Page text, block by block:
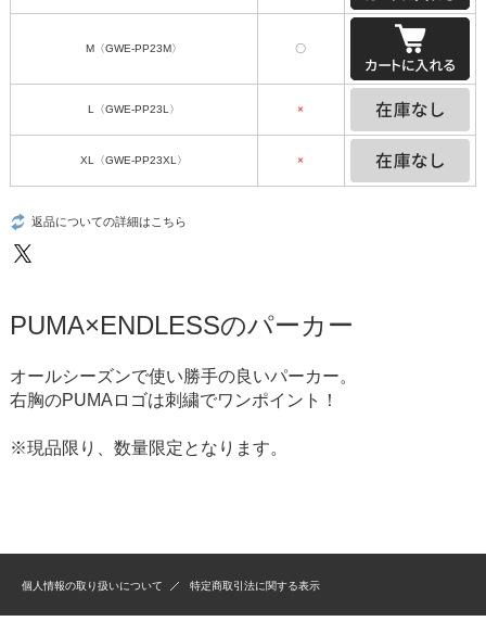
M〈GWE-PP23M〉 〇
L〈GWE-PP23L〉 ×
XL〈GWE-PP23XL〉 ×
返品についての詳細はこちら
PUMA×ENDLESSのパーカー
オールシーズンで使い勝手の良いパーカー。
右胸のPUMAロゴは刺繍でワンポイント！
※現品限り、数量限定となります。
個人情報の取り扱いについて 特定商取引法に関する表示